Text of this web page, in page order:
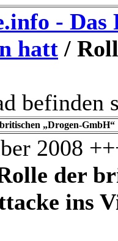
-
hatt /
befinden
„Drogen-GmbH“
2008
der
ins